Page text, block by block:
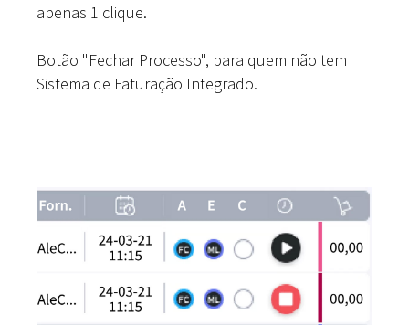
apenas 1 clique.
Botão "Fechar Processo", para quem não tem
Sistema de Faturação Integrado.